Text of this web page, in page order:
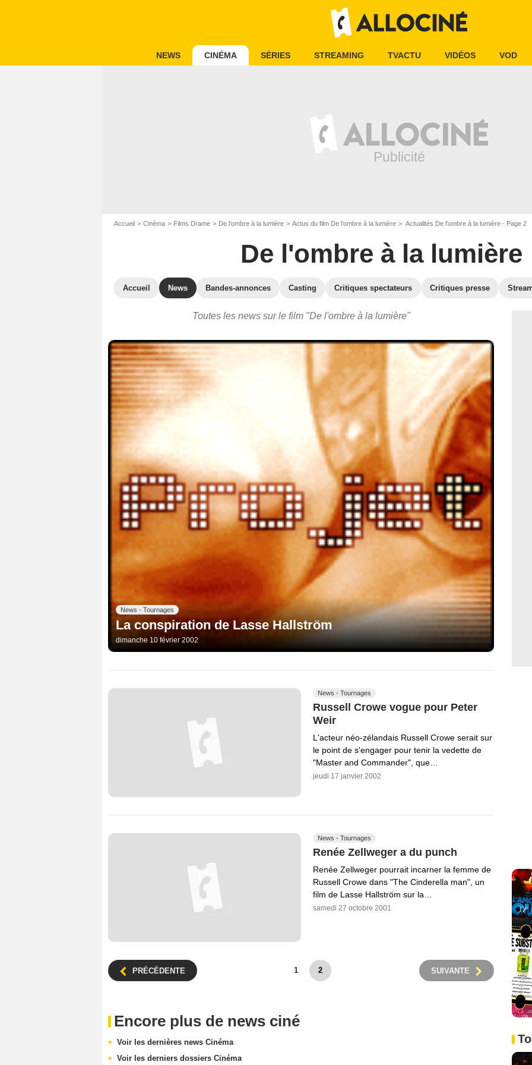
NEWS CINÉMA SÉRIES STREAMING TVACTU VIDÉOS VOD
Accueil Cinéma Films Drame De l'ombre à la lumière Actus du film De l'ombre à la lumière Actualités De l'ombre à la lumière - Page 2
De l'ombre à la lumière
Accueil News Bandes-annonces Casting Critiques spectateurs Critiques presse
Toutes les news sur le film "De l'ombre à la lumière"
News - Tournages
La conspiration de Lasse Hallström
dimanche 10 février 2002
News - Tournages
Russell Crowe vogue pour Peter
Weir
L'acteur néo-zélandais Russell Crowe serait sur
le point de s'engager pour tenir la vedette de
"Master and Commander", que…
jeudi 17 janvier 2002
News - Tournages
Renée Zellweger a du punch
Renée Zellweger pourrait incarner la femme de
Russell Crowe dans "The Cinderella man", un
film de Lasse Hallström sur la…
samedi 27 octobre 2001
PRÉCÉDENTE SUIVANTE
1 2
Encore plus de news ciné
Voir les dernières news Cinéma
Voir les derniers dossiers Cinéma